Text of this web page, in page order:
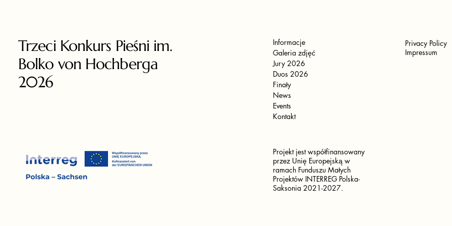
Trzeci Konkurs Pieśni im.
Bolko von Hochberga
2026
Informacje
Galeria zdjęć
Jury 2026
Duos 2026
Finały
News
Events
Kontakt
Projekt jest współfinansowany
przez Unię Europejską w
ramach Funduszu Małych
Projektów INTERREG Polska-
Saksonia 2021-2027.
Privacy Policy
Impressum